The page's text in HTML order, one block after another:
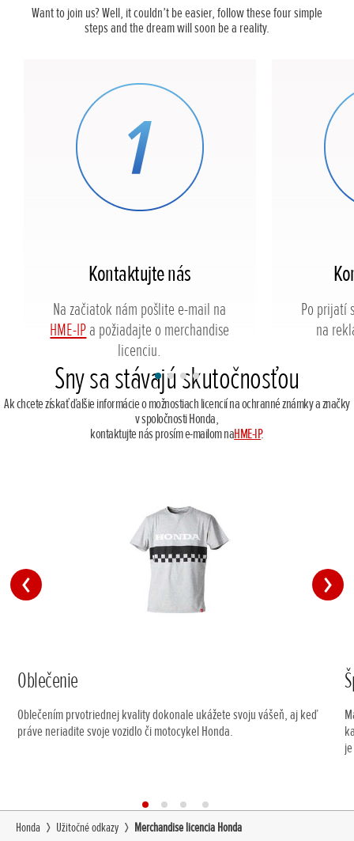
Want to join us? Well, it couldn’t be easier, follow these four simple
steps and the dream will soon be a reality.
Kontaktujte nás
Na začiatok nám pošlite e-mail na
HME-IPa požiadajte o merchandise
licenciu.
Po prijatí
na
Sny sa stávajú skutočnosťou
Ak chcete získať ďalšie informácie o možnostiach licencií na ochranné známky a značky
v spoločnosti Honda,
kontaktujte nás prosím e-mailom naHME-IP.
Oblečenie
Oblečením prvotriednej kvality dokonale ukážete svoju vášeň, aj keď
práve neriadite svoje vozidlo či motocykel Honda.
Honda Užitočné odkazy Merchandise licencia Honda